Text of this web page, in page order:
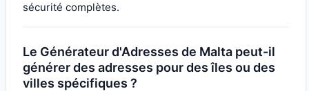
sécurité complètes.
Le Générateur d'Adresses de Malta peut-il
générer des adresses pour des îles ou des
villes spécifiques ?